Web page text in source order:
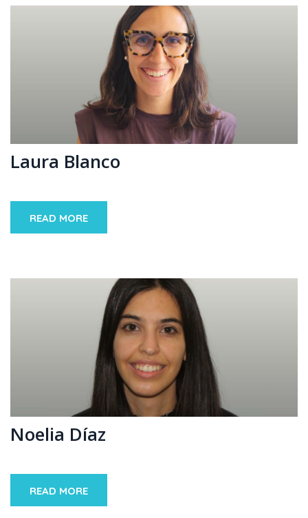
Laura Blanco
READ MORE
Noelia Díaz
READ MORE